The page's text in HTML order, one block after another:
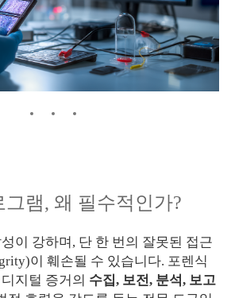
그램, 왜 필수적인가?
이 강하며, 단 한 번의 잘못된 접근
이 훼손될 수 있습니다. 포렌식
지털 증거의 수집, 보전, 분석, 보고